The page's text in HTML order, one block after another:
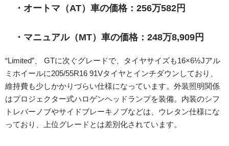
・オートマ（AT）車の価格：256万582円
・マニュアル（MT）車の価格：248万8,909円
“Limited”、 GTに次ぐグレードで、タイヤサイズも16×6½Jアル
ミホイールに205/55R16 91Vタイヤとインチダウンしており、
維持費も少しかかりづらい仕様になっています。外装照明関係
はプロジェクター式ハロゲンヘッドランプを装備。内装のシフ
トレバーノブやサイドブレーキノブなどは、ウレタン仕様にな
っており、上位グレードとは差別化されています。